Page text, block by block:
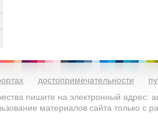
достопримечательности
пишите на электронный адрес:
материалов сайта только с